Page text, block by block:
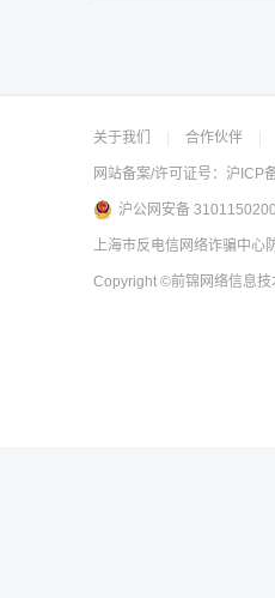
关于我们 合作伙伴
网站备案/许可证号： 沪ICP
沪公网安备
上海市反电信网络诈骗中心
Copyright ©前锦网络信息技